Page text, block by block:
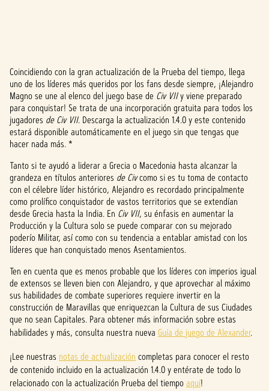
A
c
c
e
p
t
&
P
l
a
y
Al
clic
en
«Ace
Coincidiendo con la gran actualización de la Prueba del tiempo, llega
uno de los líderes más queridos por los fans desde siempre, ¡Alejandro
Magno se une al elenco del juego base de Civ VIIy viene preparado
para conquistar! Se trata de una incorporación gratuita para todos los
jugadores de Civ VII. Descarga la actualización 1.4.0 y este contenido
estará disponible automáticamente en el juego sin que tengas que
hacer nada más. *
Tanto si te ayudó a liderar a Grecia o Macedonia hasta alcanzar la
grandeza en títulos anteriores de Civcomo si es tu toma de contacto
con el célebre líder histórico, Alejandro es recordado principalmente
como prolífico conquistador de vastos territorios que se extendían
desde Grecia hasta la India. En Civ VII, su énfasis en aumentar la
Producción y la Cultura solo se puede comparar con su mejorado
poderío Militar, así como con su tendencia a entablar amistad con los
líderes que han conquistado menos Asentamientos.
Ten en cuenta que es menos probable que los líderes con imperios igual
de extensos se lleven bien con Alejandro, y que aprovechar al máximo
sus habilidades de combate superiores requiere invertir en la
construcción de Maravillas que enriquezcan la Cultura de sus Ciudades
que no sean Capitales. Para obtener más información sobre estas
habilidades y más, consulta nuestra nueva Guía de juego de Alexander.
¡Lee nuestras notas de actualización completas para conocer el resto
de contenido incluido en la actualización 1.4.0 y entérate de todo lo
relacionado con la actualización Prueba del tiempoaquí!